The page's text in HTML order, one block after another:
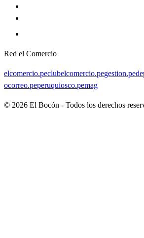
Red el Comercio
elcomercio.peclubelcomercio.pegestion.pe
ocorreo.peperuquiosco.pemag
© 2026 El Bocón - Todos los derechos